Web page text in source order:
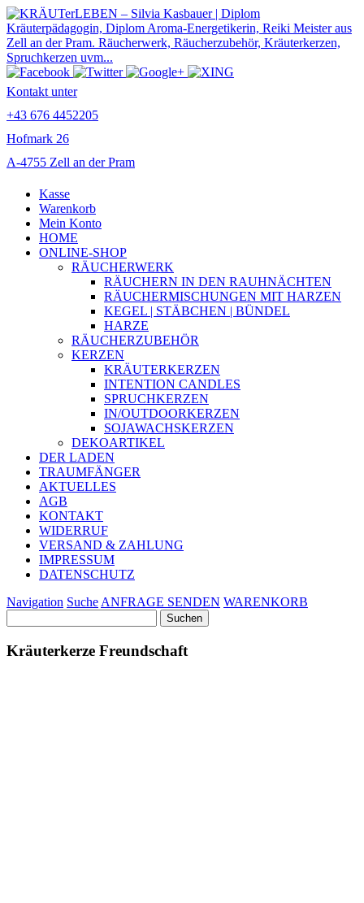
Kontakt unter
+43 676 4452205
Hofmark 26
A-4755 Zell an der Pram
Kasse
Warenkorb
Mein Konto
HOME
ONLINE-SHOP
RÄUCHERWERK
RÄUCHERN IN DEN RAUHNÄCHTEN
RÄUCHERMISCHUNGEN MIT HARZEN
KEGEL | STÄBCHEN | BÜNDEL
HARZE
RÄUCHERZUBEHÖR
KERZEN
KRÄUTERKERZEN
INTENTION CANDLES
SPRUCHKERZEN
IN/OUTDOORKERZEN
SOJAWACHSKERZEN
DEKOARTIKEL
DER LADEN
TRAUMFÄNGER
AKTUELLES
AGB
KONTAKT
WIDERRUF
VERSAND & ZAHLUNG
IMPRESSUM
DATENSCHUTZ
Navigation Suche ANFRAGE SENDEN WARENKORB
nach:
Kräuterkerze Freundschaft